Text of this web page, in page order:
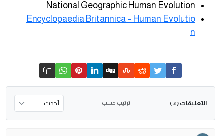
National Geographic Human Evolution
Encyclopaedia Britannica – Human Evolutio
n
التعليقات ( 3 ) ترتيب حسب